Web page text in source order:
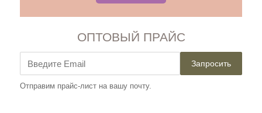
ОПТОВЫЙ ПРАЙС
Запросить
Отправим прайс-лист на вашу почту.